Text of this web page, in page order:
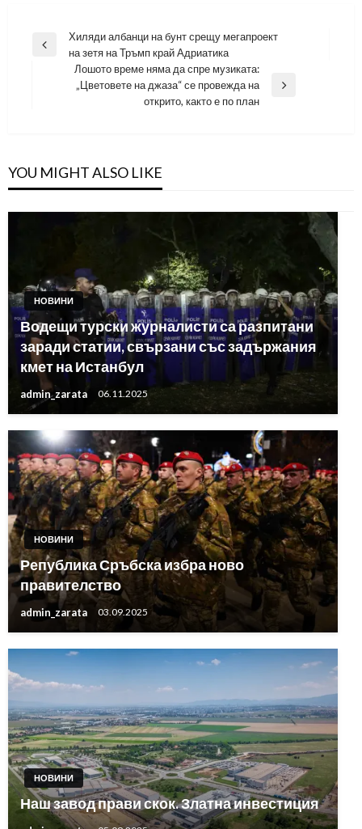
Навигация
Previous
Хиляди албанци на бунт срещу мегапроект
на зетя на Тръмп край Адриатика
Лошото време няма да спре музиката:
„Цветовете на джаза“ се провежда на
открито, както е по план
YOU MIGHT ALSO LIKE
НОВИНИ
Водещи турски журналисти са разпитани
заради статии, свързани със задържания
кмет на Истанбул
admin_zarata 06.11.2025
НОВИНИ
Република Сръбска избра ново
правителство
admin_zarata 03.09.2025
НОВИНИ
Наш завод прави скок. Златна инвестиция